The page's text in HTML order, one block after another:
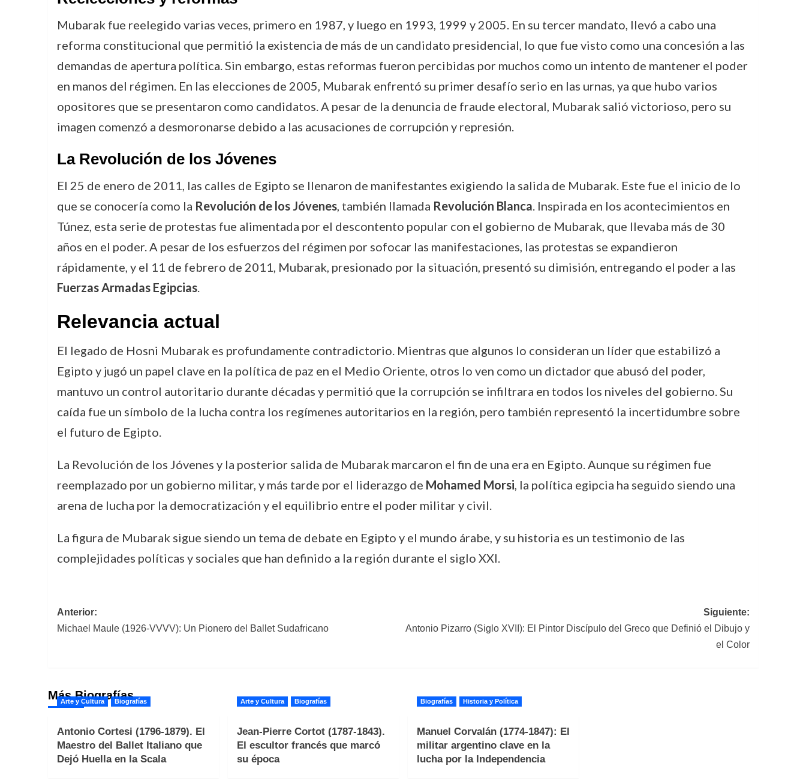
Mubarak fue reelegido varias veces, primero en 1987, y luego en 1993, 1999 y 2005. En su tercer mandato, llevó a cabo una
reforma constitucional que permitió la existencia de más de un candidato presidencial, lo que fue visto como una concesión a las
demandas de apertura política. Sin embargo, estas reformas fueron percibidas por muchos como un intento de mantener el poder
en manos del régimen. En las elecciones de 2005, Mubarak enfrentó su primer desafío serio en las urnas, ya que hubo varios
opositores que se presentaron como candidatos. A pesar de la denuncia de fraude electoral, Mubarak salió victorioso, pero su
imagen comenzó a desmoronarse debido a las acusaciones de corrupción y represión.
La Revolución de los Jóvenes
El 25 de enero de 2011, las calles de Egipto se llenaron de manifestantes exigiendo la salida de Mubarak. Este fue el inicio de lo
que se conocería como la Revolución de los Jóvenes, también llamada Revolución Blanca. Inspirada en los acontecimientos en
Túnez, esta serie de protestas fue alimentada por el descontento popular con el gobierno de Mubarak, que llevaba más de 30
años en el poder. A pesar de los esfuerzos del régimen por sofocar las manifestaciones, las protestas se expandieron
rápidamente, y el 11 de febrero de 2011, Mubarak, presionado por la situación, presentó su dimisión, entregando el poder a las
Fuerzas Armadas Egipcias.
Relevancia actual
El legado de Hosni Mubarak es profundamente contradictorio. Mientras que algunos lo consideran un líder que estabilizó a
Egipto y jugó un papel clave en la política de paz en el Medio Oriente, otros lo ven como un dictador que abusó del poder,
mantuvo un control autoritario durante décadas y permitió que la corrupción se infiltrara en todos los niveles del gobierno. Su
caída fue un símbolo de la lucha contra los regímenes autoritarios en la región, pero también representó la incertidumbre sobre
el futuro de Egipto.
La Revolución de los Jóvenes y la posterior salida de Mubarak marcaron el fin de una era en Egipto. Aunque su régimen fue
reemplazado por un gobierno militar, y más tarde por el liderazgo de Mohamed Morsi, la política egipcia ha seguido siendo una
arena de lucha por la democratización y el equilibrio entre el poder militar y civil.
La figura de Mubarak sigue siendo un tema de debate en Egipto y el mundo árabe, y su historia es un testimonio de las
complejidades políticas y sociales que han definido a la región durante el siglo XXI.
Navegación
Anterior:
Michael Maule (1926-VVVV): Un Pionero del Ballet Sudafricano
Siguiente:
Antonio Pizarro (Siglo XVII): El Pintor Discípulo del Greco que Definió el Dibujo y
el Color
Más Biografías
Arte y Cultura Biografías
Antonio Cortesi (1796-1879). El
Maestro del Ballet Italiano que
Dejó Huella en la Scala
Arte y Cultura Biografías
Jean-Pierre Cortot (1787-1843).
El escultor francés que marcó
su época
Biografías Historia y Política
Manuel Corvalán (1774-1847): El
militar argentino clave en la
lucha por la Independencia